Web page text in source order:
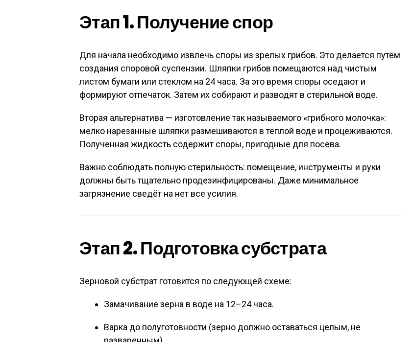
Этап 1. Получение спор
Для начала необходимо извлечь споры из зрелых грибов. Это делается путём
создания споровой суспензии. Шляпки грибов помещаются над чистым
листом бумаги или стеклом на 24 часа. За это время споры оседают и
формируют отпечаток. Затем их собирают и разводят в стерильной воде.
Вторая альтернатива — изготовление так называемого «грибного молочка»:
мелко нарезанные шляпки размешиваются в тёплой воде и процеживаются.
Полученная жидкость содержит споры, пригодные для посева.
Важно соблюдать полную стерильность: помещение, инструменты и руки
должны быть тщательно продезинфицированы. Даже минимальное
загрязнение сведёт на нет все усилия.
Этап 2. Подготовка субстрата
Зерновой субстрат готовится по следующей схеме:
Замачивание зерна в воде на 12–24 часа.
Варка до полуготовности (зерно должно оставаться целым, не